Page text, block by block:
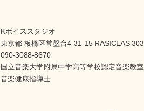
Kボイススタジオ
東京都 板橋区常盤台4-31-15 RASICLAS 303
090-3088-8670
国立音楽大学附属中学高等学校認定音楽教室
音楽健康指導士